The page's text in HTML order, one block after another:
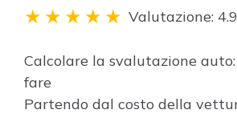
Valutazione:
Calcolare la svalutazione auto:
fare
Partendo dal costo della